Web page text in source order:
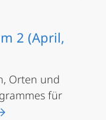
2 (April,
Orten und
für